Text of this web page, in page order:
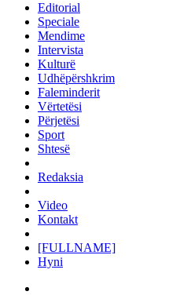
Editorial
Speciale
Mendime
Intervista
Kulturë
Udhëpërshkrim
Faleminderit
Vërtetësi
Përjetësi
Sport
Shtesë
Redaksia
Video
Kontakt
[FULLNAME]
Hyni